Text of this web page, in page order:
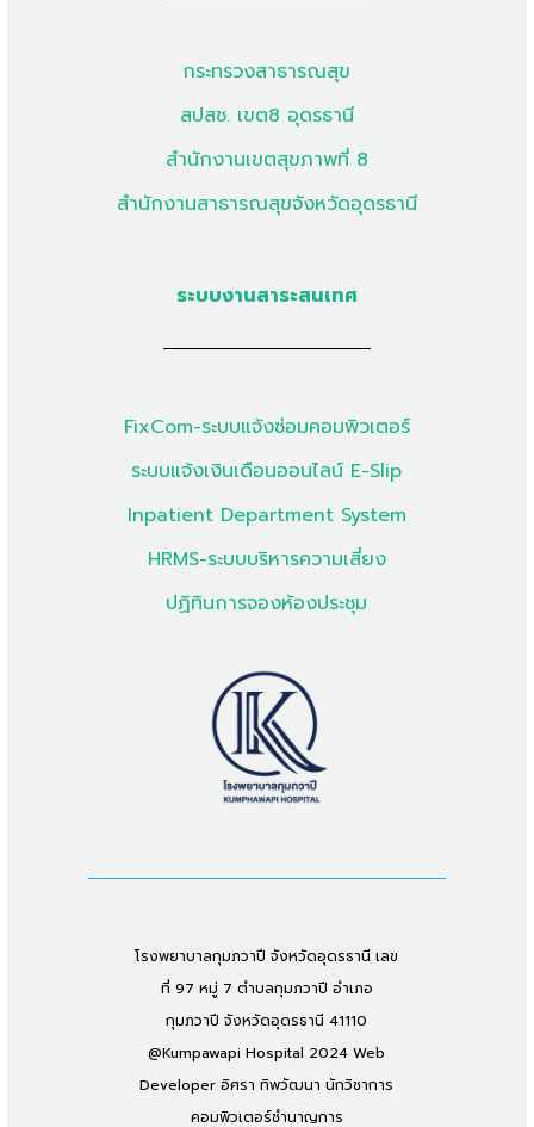
กระทรวงสาธารณสุข
สปสช. เขต8 อุดรธานี
สำนักงานเขตสุขภาพที่ 8
สำนักงานสาธารณสุขจังหวัดอุดรธานี
ระบบงานสาระสนเทศ
FixCom-ระบบแจ้งซ่อมคอมพิวเตอร์
ระบบแจ้งเงินเดือนออนไลน์ E-Slip
Inpatient Department System
HRMS-ระบบบริหารความเสี่ยง
ปฏิทินการจองห้องประชุม
โรงพยาบาลกุมภวาปี จังหวัดอุดรธานี เลข
ที่ 97 หมู่ 7 ตำบลกุมภวาปี อำเภอ
กุมภวาปี จังหวัดอุดรธานี 41110
@Kumpawapi Hospital 2024 Web
Developer อิศรา ทิพวัฒนา นักวิชาการ
คอมพิวเตอร์ชำนาญการ